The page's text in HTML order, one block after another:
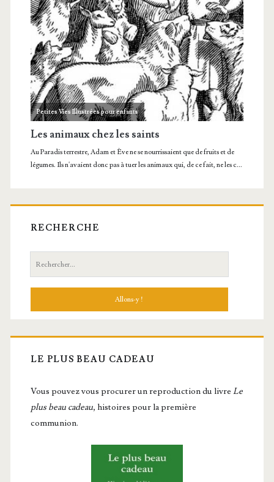
RECHERCHE
Recherche:
LE PLUS BEAU CADEAU
Vous pou­vez vous pro­cu­rer un repro­duc­tion du livre Le
plus beau cadeau, histoires pour la première
communion.